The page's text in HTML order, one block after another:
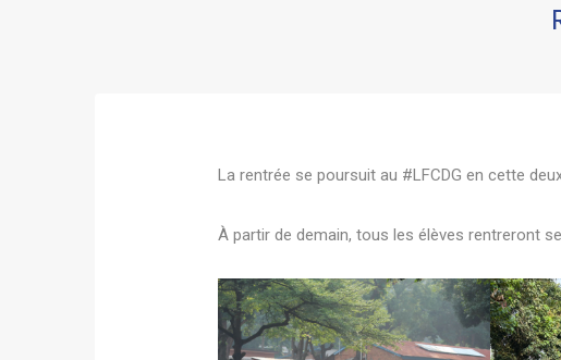
La rentrée se poursuit au #LFCDG en cette
À partir de demain, tous les élèves rentreront